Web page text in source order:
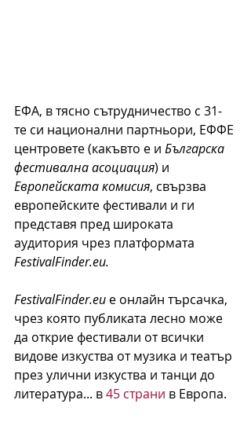
ЕФА, в тясно сътрудничество с 31-
те си национални партньори, ЕФФЕ
центровете (какъвто е и Българска
фестивална асоциация) и
Европейската комисия, свързва
европейските фестивали и ги
представя пред широката
аудитория чрез платформата
FestivalFinder.eu.
FestivalFinder.eu е онлайн търсачка,
чрез която публиката лесно може
да открие фестивали от всички
видове изкуства от музика и театър
през улични изкуства и танци до
литература... в 45 страни в Европа.